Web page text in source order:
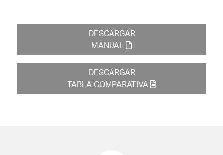
DESCARGAR
MANUAL
DESCARGAR
TABLA COMPARATIVA